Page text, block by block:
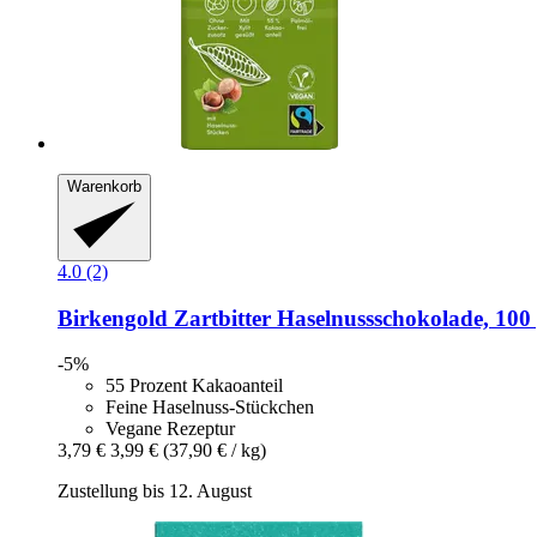
Warenkorb
4.0 (2)
Birkengold Zartbitter Haselnussschokolade, 100
-5%
55 Prozent Kakaoanteil
Feine Haselnuss-Stückchen
Vegane Rezeptur
3,79 € 3,99 € (37,90 € / kg)
Zustellung bis 12. August